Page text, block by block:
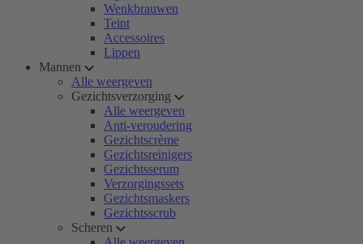
Wenkbrauwen
Teint
Accessoires
Lippen
Mannen
Alle weergeven
Gezichtsverzorging
Alle weergeven
Anti-veroudering
Gezichtscrème
Gezichtsreinigers
Gezichtsserum
Verzorgingssets
Gezichtsmaskers
Gezichtsscrub
Scheren